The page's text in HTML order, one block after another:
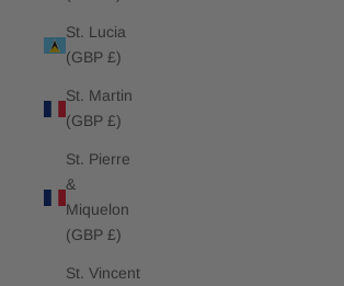
St. Lucia
(GBP £)
St. Martin
(GBP £)
St. Pierre
&
Miquelon
(GBP £)
St. Vincent